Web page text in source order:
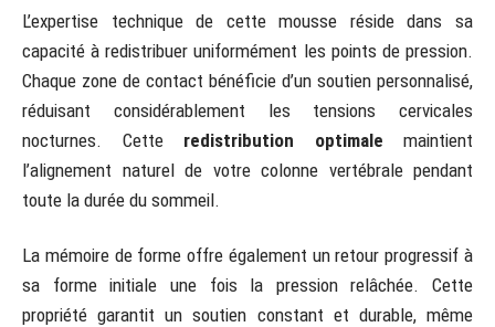
L’expertise technique de cette mousse réside dans sa
capacité à redistribuer uniformément les points de pression.
Chaque zone de contact bénéficie d’un soutien personnalisé,
réduisant considérablement les tensions cervicales
nocturnes. Cette redistribution optimale maintient
l’alignement naturel de votre colonne vertébrale pendant
toute la durée du sommeil.
La mémoire de forme offre également un retour progressif à
sa forme initiale une fois la pression relâchée. Cette
propriété garantit un soutien constant et durable, même